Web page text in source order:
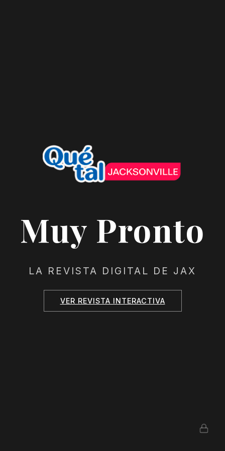
Muy Pronto
LA REVISTA DIGITAL DE JAX
VER REVISTA INTERACTIVA